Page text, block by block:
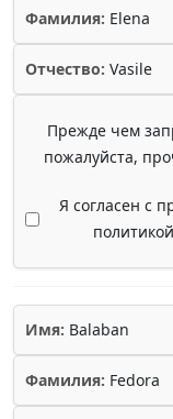
Фамилия: Elena
Отчество: Vasile
Прежде чем
пожалуйста,
Я согласен с
Имя: Balaban
Фамилия: Fedora